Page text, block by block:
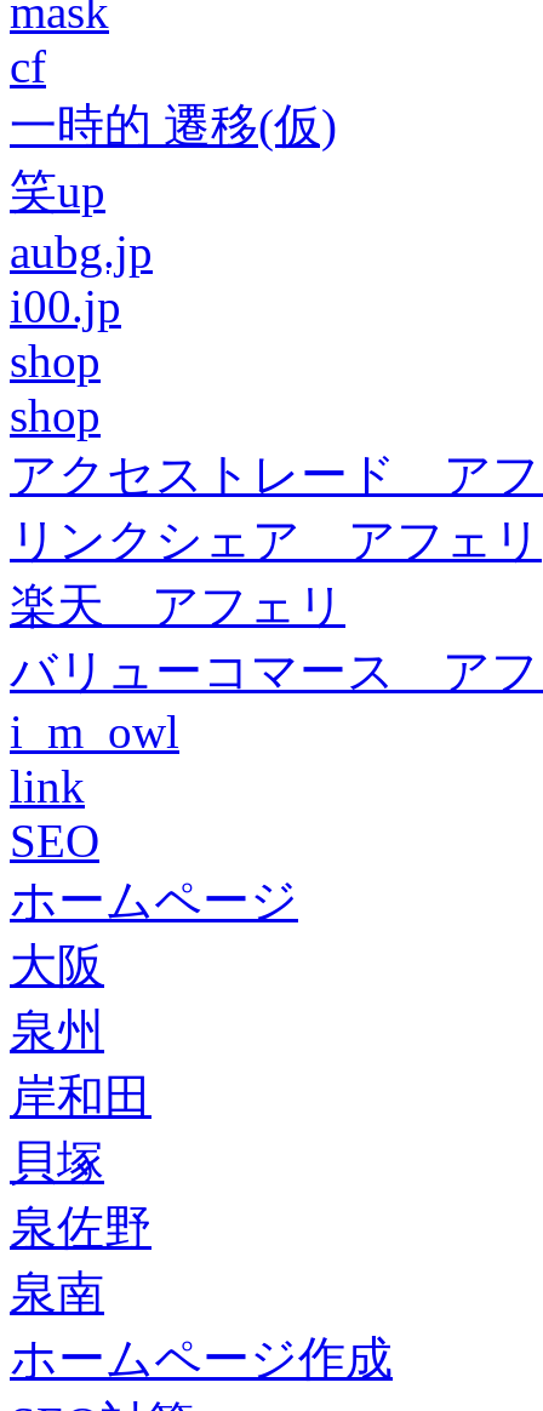
mask
cf
一時的 遷移(仮)
笑up
aubg.jp
i00.jp
shop
shop
アクセストレード ア
リンクシェア アフェリ
楽天 アフェリ
バリューコマース ア
i_m_owl
link
SEO
ホームページ
大阪
泉州
岸和田
貝塚
泉佐野
泉南
ホームページ作成